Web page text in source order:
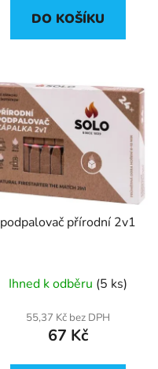
DO KOŠÍKU
podpalovač přírodní 2v1
Ihned k odběru (5 ks)
55,37 Kč bez DPH
67 Kč